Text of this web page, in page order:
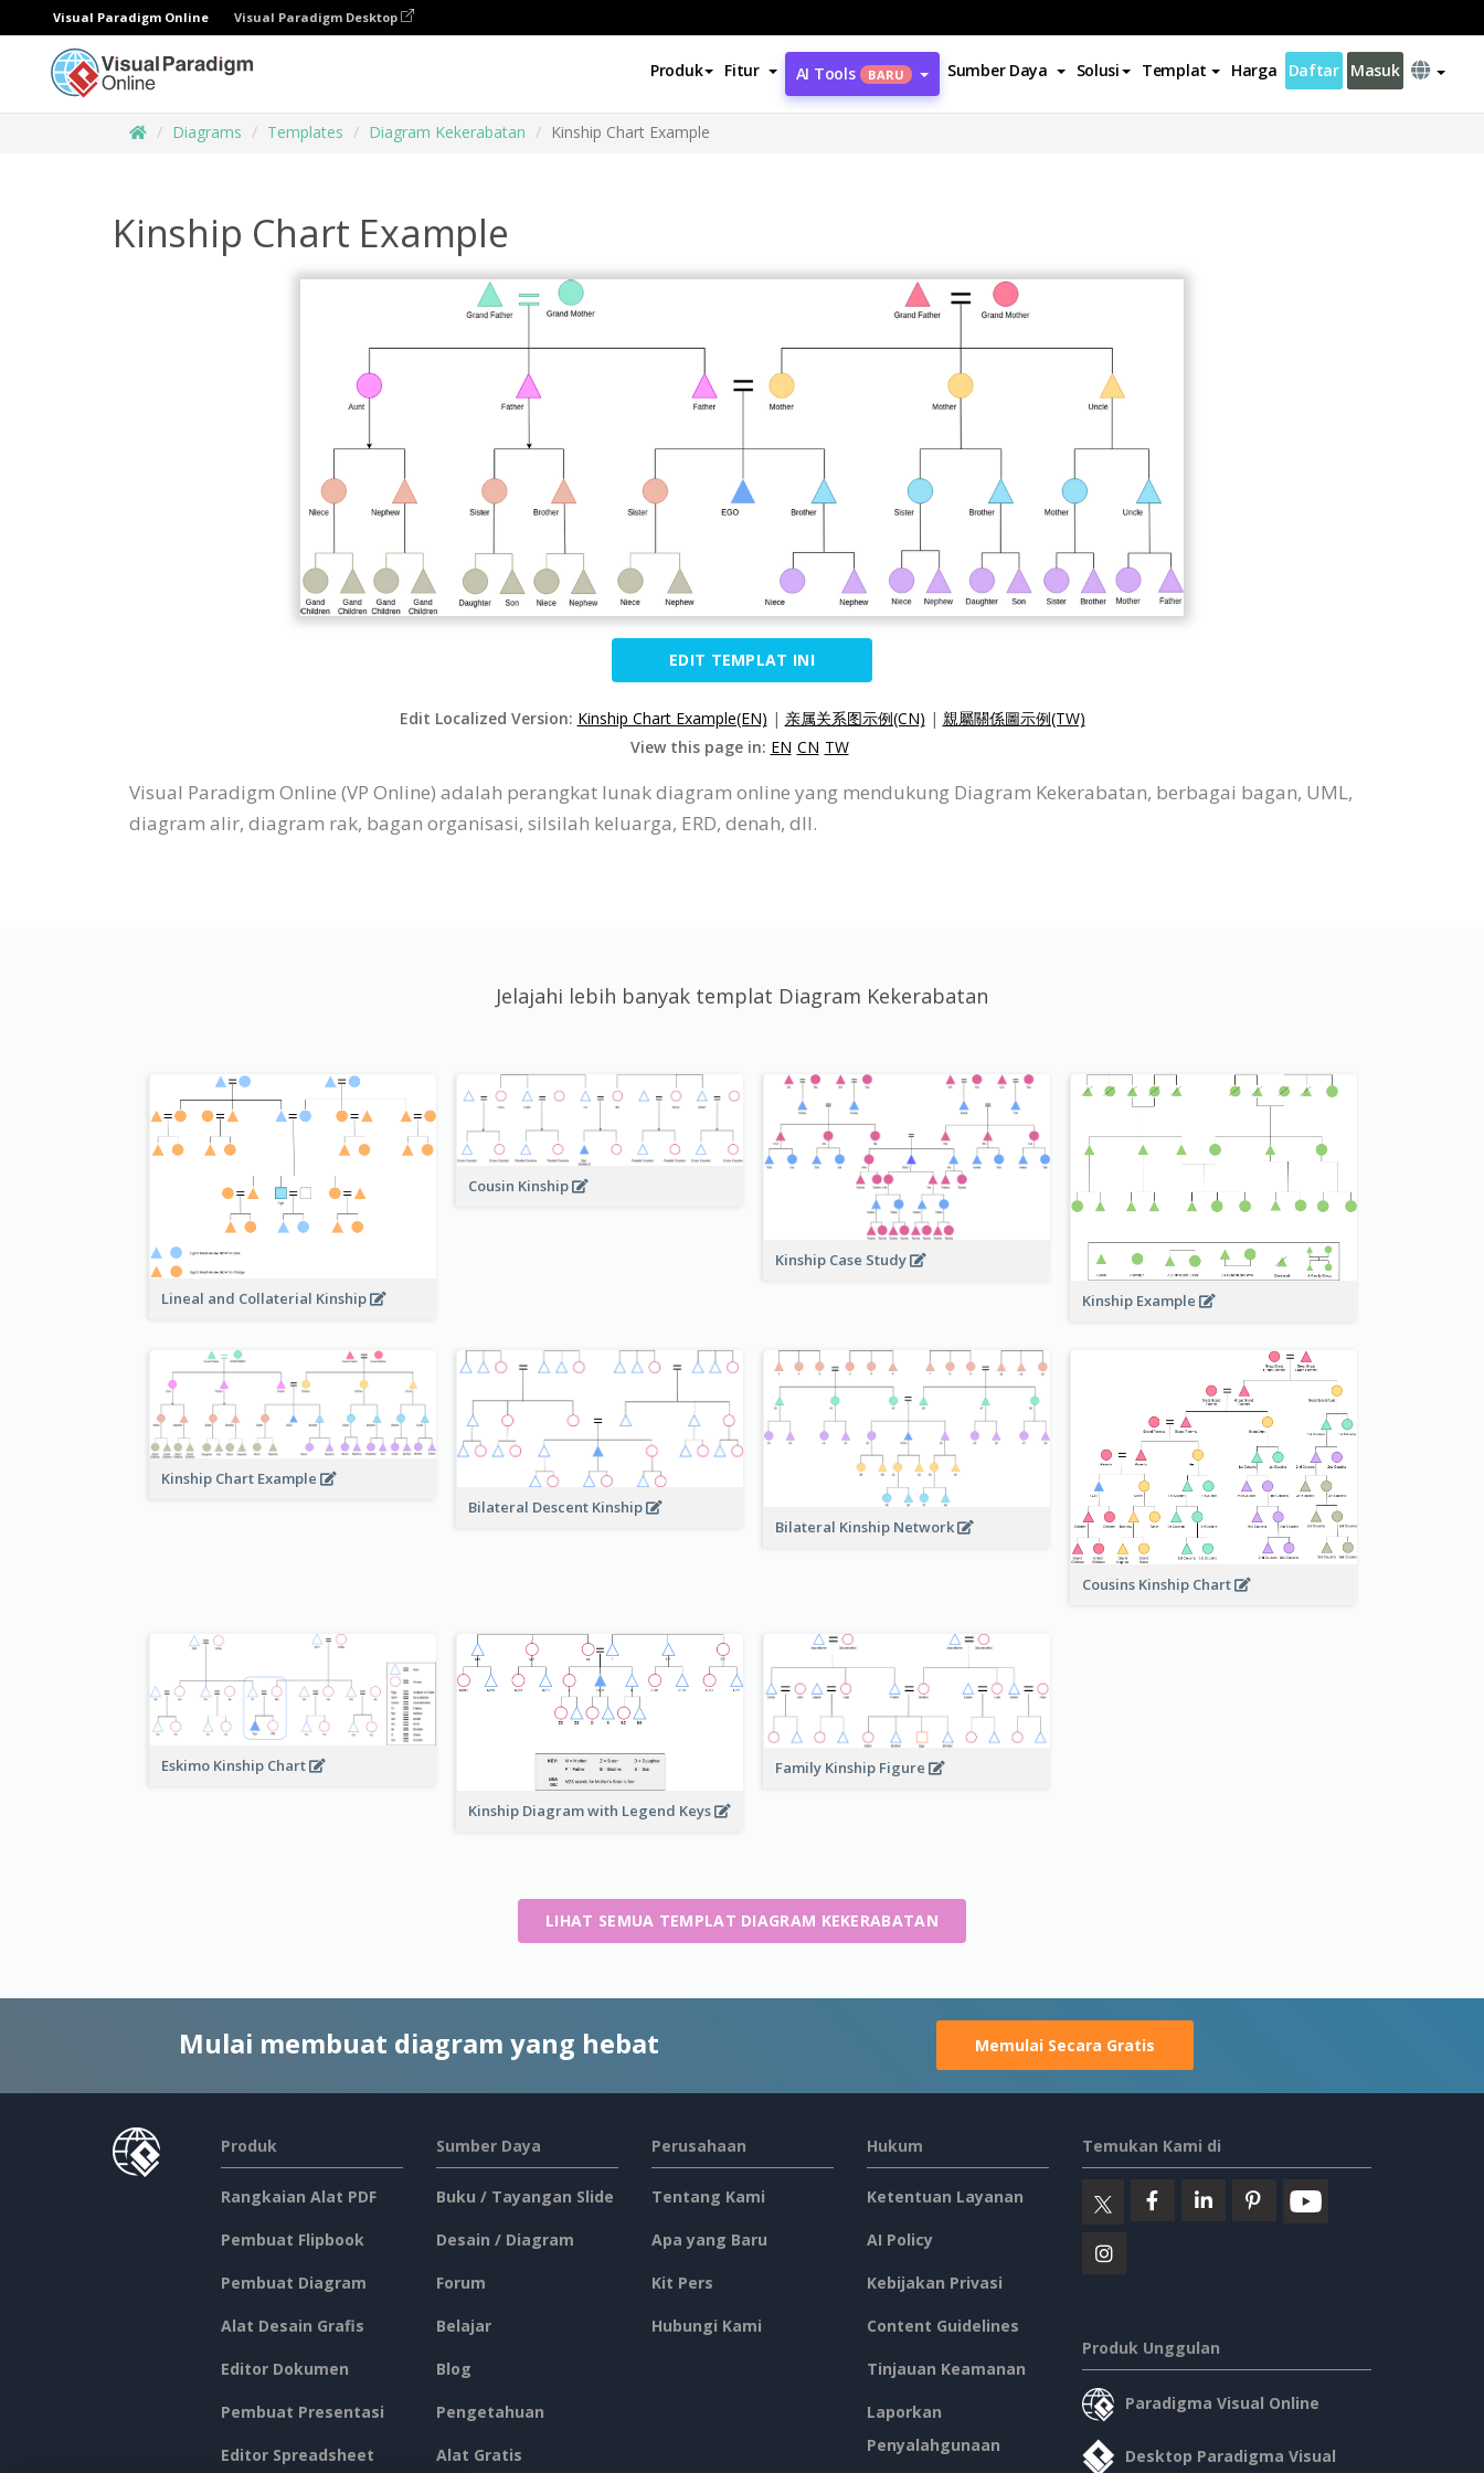
Visual Paradigm Online Visual Paradigm Desktop
Produk Fitur AI Tools BARU Sumber Daya Solusi Templat Harga Daftar Masuk
Diagrams Templates Diagram Kekerabatan Kinship Chart Example
Kinship Chart Example
EDIT TEMPLAT INI
Edit Localized Version: Kinship Chart Example(EN) | 亲属关系图示例(CN) | 親屬關係圖示例(TW)
View this page in: EN CN TW
Visual Paradigm Online (VP Online) adalah perangkat lunak diagram online yang mendukung Diagram Kekerabatan, berbagai bagan, UML,
diagram alir, diagram rak, bagan organisasi, silsilah keluarga, ERD, denah, dll.
Jelajahi lebih banyak templat Diagram Kekerabatan
Lineal and Collaterial Kinship
Cousin Kinship
Kinship Case Study
Kinship Example
Kinship Chart Example
Bilateral Descent Kinship
Bilateral Kinship Network
Cousins Kinship Chart
Eskimo Kinship Chart
Kinship Diagram with Legend Keys
Family Kinship Figure
LIHAT SEMUA TEMPLAT DIAGRAM KEKERABATAN
Mulai membuat diagram yang hebat Memulai Secara Gratis
Produk
Rangkaian Alat PDF
Pembuat Flipbook
Pembuat Diagram
Alat Desain Grafis
Editor Dokumen
Pembuat Presentasi
Editor Spreadsheet
Sumber Daya
Buku / Tayangan Slide
Desain / Diagram
Forum
Belajar
Blog
Pengetahuan
Alat Gratis
Perusahaan
Tentang Kami
Apa yang Baru
Kit Pers
Hubungi Kami
Hukum
Ketentuan Layanan
AI Policy
Kebijakan Privasi
Content Guidelines
Tinjauan Keamanan
Laporkan
Penyalahgunaan
Temukan Kami di
Produk Unggulan
Paradigma Visual Online
Desktop Paradigma Visual